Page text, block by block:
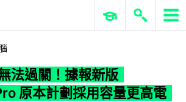
ERP 與商業 AI
法過關！據報新版
原本計劃採用容量更高電